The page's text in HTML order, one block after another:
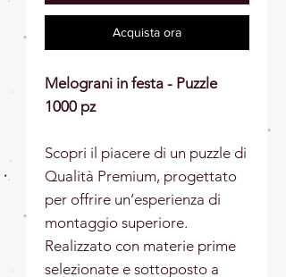
Acquista ora
Melograni in festa - Puzzle
1000 pz
Scopri il piacere di un puzzle di
Qualità Premium, progettato
per offrire un’esperienza di
montaggio superiore.
Realizzato con materie prime
selezionate e sottoposto a